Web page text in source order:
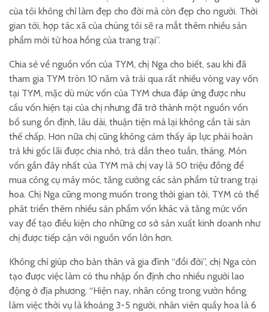
của tôi không chỉ làm đẹp cho đời mà còn đẹp cho người. Thời
gian tới, hợp tác xã của chúng tôi sẽ ra mắt thêm nhiều sản
phẩm mới từ hoa hồng của trang trại”.
Chia sẻ về nguồn vốn của TYM, chị Nga cho biết, sau khi đã
tham gia TYM tròn 10 năm và trải qua rất nhiều vòng vay vốn
tại TYM, mặc dù mức vốn của TYM chưa đáp ứng được nhu
cầu vốn hiện tại của chị nhưng đã trở thành một nguồn vốn
bổ sung ổn định, lâu dài, thuận tiện mà lại không cần tài sản
thế chấp. Hơn nữa chị cũng không cảm thấy áp lực phải hoàn
trả khi gốc lãi được chia nhỏ, trả dần theo tuần, tháng. Món
vốn gần đây nhất của TYM mà chị vay là 50 triệu đồng để
mua công cụ máy móc, tăng cường các sản phẩm từ trang trại
hoa. Chị Nga cũng mong muốn trong thời gian tới, TYM có thể
phát triển thêm nhiều sản phẩm vốn khác và tăng mức vốn
vay để tạo điều kiện cho những cơ sở sản xuất kinh doanh như
chị được tiếp cận với nguồn vốn lớn hơn.
Không chỉ giúp cho bản thân và gia đình “đổi đời”, chị Nga còn
tạo được việc làm có thu nhập ổn định cho nhiều người lao
động ở địa phương. “Hiện nay, nhân công trong vườn hồng
làm việc thời vụ là khoảng 3-5 người, nhân viên quầy hoa là 6